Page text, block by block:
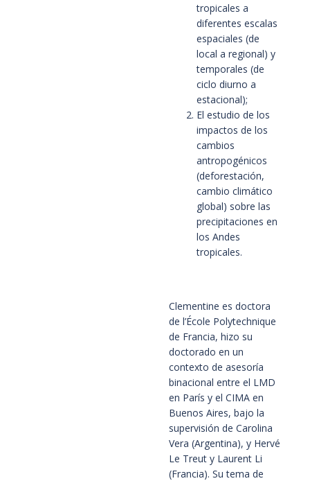
tropicales a
diferentes escalas
espaciales (de
local a regional) y
temporales (de
ciclo diurno a
estacional);
El estudio de los
impactos de los
cambios
antropogénicos
(deforestación,
cambio climático
global) sobre las
precipitaciones en
los Andes
tropicales.
Clementine es doctora
de l’École Polytechnique
de Francia, hizo su
doctorado en un
contexto de asesoría
binacional entre el LMD
en París y el CIMA en
Buenos Aires, bajo la
supervisión de Carolina
Vera (Argentina), y Hervé
Le Treut y Laurent Li
(Francia). Su tema de